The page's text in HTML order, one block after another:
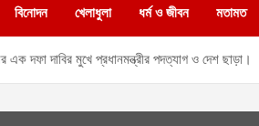
বিনোদন খেলাধুলা ধর্ম ও জীবন মতামত
এক দফা দাবির মুখে প্রধানমন্ত্রীর পদত্যাগ ও দেশ ছাড়া।